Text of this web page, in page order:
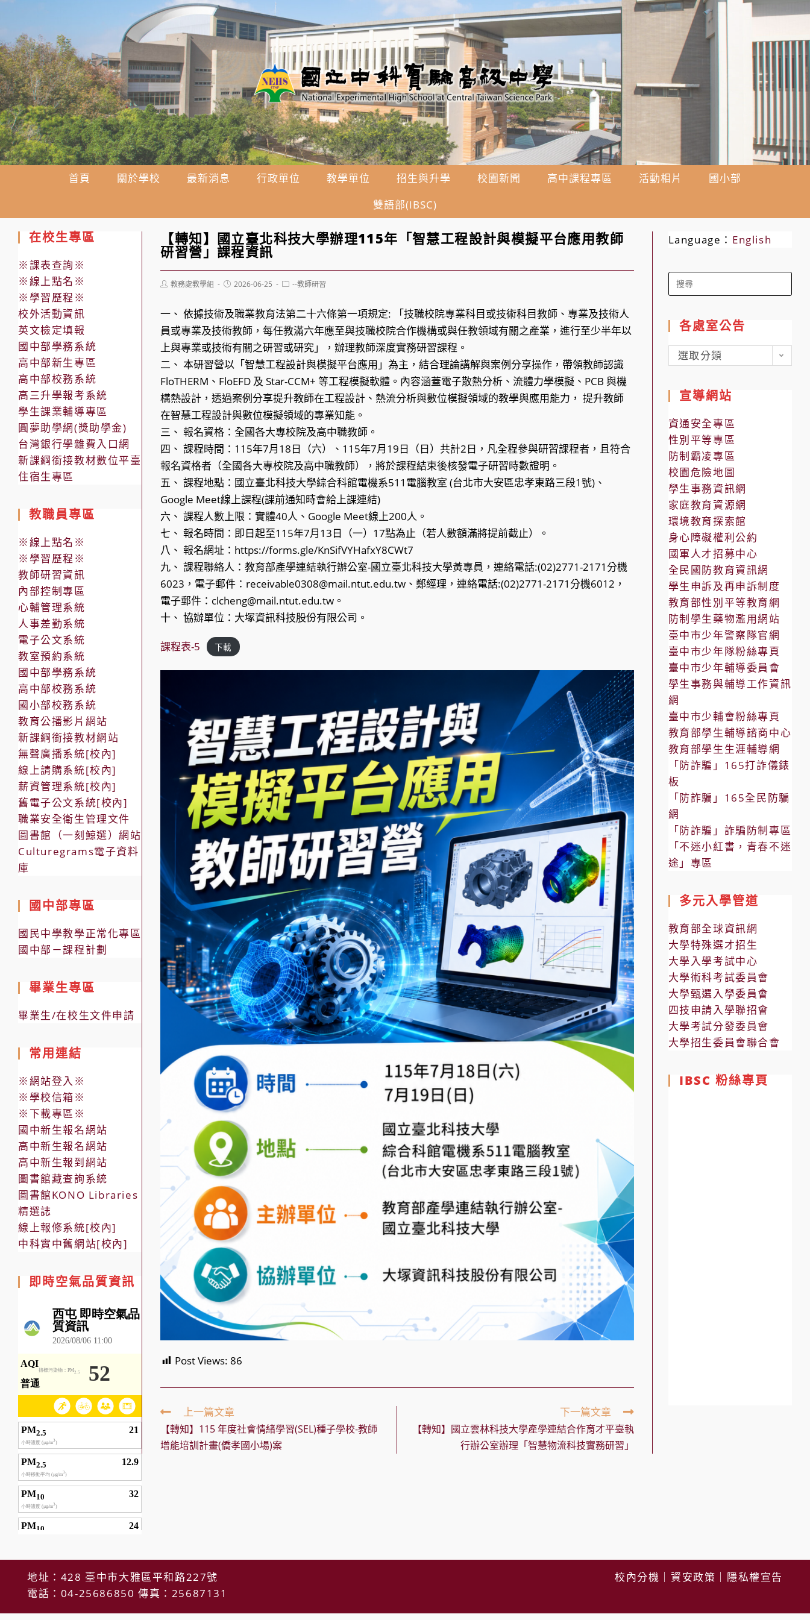
至
主
要
內
容
首頁 關於學校 最新消息 行政單位 教學單位 招生與升學 校園新聞 高中課程專區 活動相片
國小部
雙語部(IBSC)
【轉知】國立臺北科技大學辦理115年「智慧工程設計與模擬平台應用教師
研習營」課程資訊
Post教務處教學組
Post2026-06-25
Post--教師研習
一、 依據技術及職業教育法第二十六條第一項規定: 「技職校院專業科目或技術科目教師、專業及技術人
員或專業及技術教師，每任教滿六年應至與技職校院合作機構或與任教領域有關之產業，進行至少半年以
上與專業或技術有關之研習或研究」，辦理教師深度實務研習課程。
二、 本研習營以「智慧工程設計與模擬平台應用」為主，結合理論講解與案例分享操作，帶領教師認識
FloTHERM、FloEFD 及 Star-CCM+ 等工程模擬軟體。內容涵蓋電子散熱分析、流體力學模擬、PCB 與機
構熱設計，透過案例分享提升教師在工程設計、熱流分析與數位模擬領域的教學與應用能力， 提升教師
在智慧工程設計與數位模擬領域的專業知能。
三、 報名資格：全國各大專校院及高中職教師。
四、 課程時間：115年7月18日（六）、115年7月19日（日）共計2日，凡全程參與研習課程者，且符合
報名資格者（全國各大專校院及高中職教師），將於課程結束後核發電子研習時數證明。
五、 課程地點：國立臺北科技大學綜合科館電機系511電腦教室 (台北市大安區忠孝東路三段1號)、
Google Meet線上課程(課前通知時會給上課連結)
六、 課程人數上限：實體40人、Google Meet線上200人。
七、 報名時間：即日起至115年7月13日（一）17點為止（若人數額滿將提前截止）。
八、 報名網址：https://forms.gle/KnSifVYHafxY8CWt7
九、 課程聯絡人：教育部產學連結執行辦公室-國立臺北科技大學黃專員，連絡電話:(02)2771-2171分機
6023，電子郵件：receivable0308@mail.ntut.edu.tw、鄭經理，連絡電話:(02)2771-2171分機6012，
電子郵件：clcheng@mail.ntut.edu.tw。
十、 協辦單位：大塚資訊科技股份有限公司。
課程表-5 下載
Post Views: 86
Read
more
articles
上一篇文章
【轉知】115 年度社會情緒學習(SEL)種子學校-教師
增能培訓計畫(僑孝國小場)案
下一篇文章
【轉知】國立雲林科技大學產學連結合作育才平臺執
行辦公室辦理「智慧物流科技實務研習」
在校生專區
※課表查詢※
※線上點名※
※學習歷程※
校外活動資訊
英文檢定填報
國中部學務系統
高中部新生專區
高中部校務系統
高三升學報考系統
學生課業輔導專區
圓夢助學網(獎助學金)
台灣銀行學雜費入口網
新課綱銜接教材數位平臺
住宿生專區
教職員專區
※線上點名※
※學習歷程※
教師研習資訊
內部控制專區
心輔管理系統
人事差勤系統
電子公文系統
教室預約系統
國中部學務系統
高中部校務系統
國小部校務系統
教育公播影片網站
新課綱銜接教材網站
無聲廣播系統[校內]
線上請購系統[校內]
薪資管理系統[校內]
舊電子公文系統[校內]
職業安全衛生管理文件
圖書館（一刻鯨選）網站
Culturegrams電子資料
庫
國中部專區
國民中學教學正常化專區
國中部－課程計劃
畢業生專區
畢業生/在校生文件申請
常用連結
※網站登入※
※學校信箱※
※下載專區※
國中新生報名網站
高中新生報名網站
高中新生報到網站
圖書館藏查詢系統
圖書館KONO Libraries
精選誌
線上報修系統[校內]
中科實中舊網站[校內]
即時空氣品質資訊
Language： English
Search
for:
各處室公告
各
處
公
告
選取分類
宣導網站
資通安全專區
性別平等專區
防制霸凌專區
校園危險地圖
學生事務資訊網
家庭教育資源網
環境教育探索館
身心障礙權利公約
國軍人才招募中心
全民國防教育資訊網
學生申訴及再申訴制度
教育部性別平等教育網
防制學生藥物濫用網站
臺中市少年警察隊官網
臺中市少年隊粉絲專頁
臺中市少年輔導委員會
學生事務與輔導工作資訊
網
臺中市少輔會粉絲專頁
教育部學生輔導諮商中心
教育部學生生涯輔導網
「防詐騙」165打詐儀錶
板
「防詐騙」165全民防騙
網
「防詐騙」詐騙防制專區
「不迷小紅書，青春不迷
途」專區
多元入學管道
教育部全球資訊網
大學特殊選才招生
大學入學考試中心
大學術科考試委員會
大學甄選入學委員會
四技申請入學聯招會
大學考試分發委員會
大學招生委員會聯合會
IBSC 粉絲專頁
地址：428 臺中市大雅區平和路227號
電話：04-25686850 傳真：25687131
校內分機 資安政策 隱私權宣告